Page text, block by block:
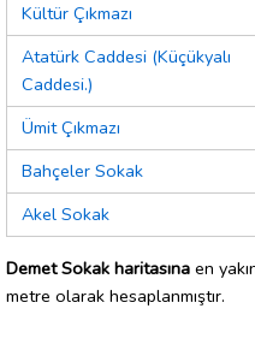
Kültür Çıkmazı
Atatürk Caddesi (Küçükyalı
Caddesi.)
Ümit Çıkmazı
Bahçeler Sokak
Akel Sokak
Demet Sokak haritasına en
metre olarak hesaplanmıştır.